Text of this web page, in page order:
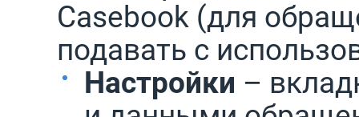
Casebook (для
подавать с
Настройки –